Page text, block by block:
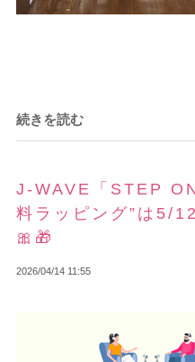
続きを読む
J-WAVE「STEP
料ラッピング”は5/
🎀🎁
2026/04/14 11:55